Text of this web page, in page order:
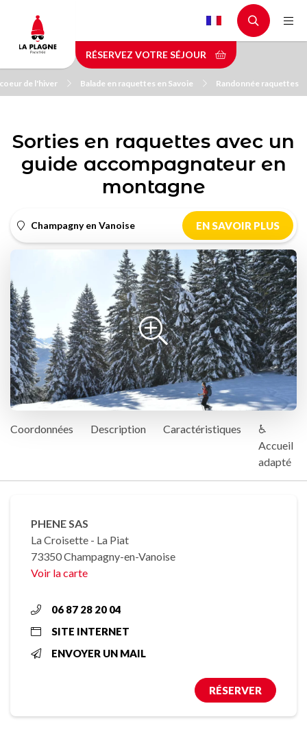
contenu
principal
RÉSERVEZ VOTRE SÉJOUR
de l'hiver Balade en raquettes en Savoie Randonnée raquettes
Sorties en raquettes avec un
guide accompagnateur en
montagne
Champagny en Vanoise EN SAVOIR PLUS
Coordonnées Description Caractéristiques
♿
Accueil
adapté
PHENE SAS
La Croisette - La Piat
73350 Champagny-en-Vanoise
Voir la carte
06 87 28 20 04
SITE INTERNET
ENVOYER UN MAIL
RÉSERVER